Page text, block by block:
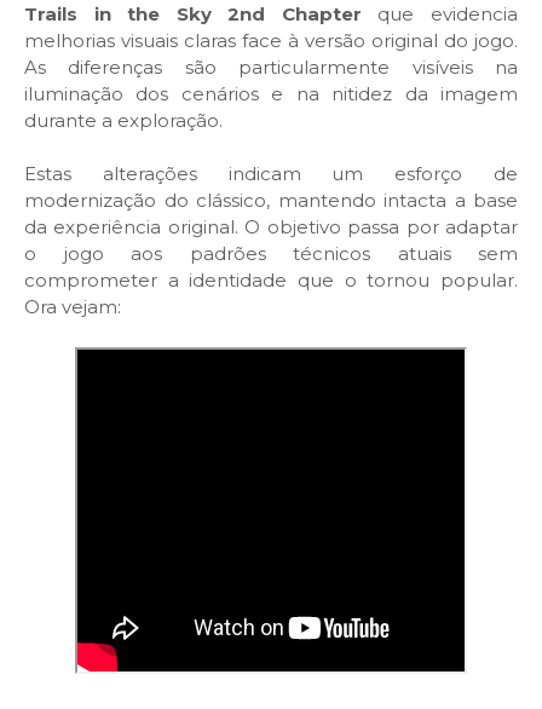
Trails in the Sky 2nd Chapter que evidencia
melhorias visuais claras face à versão original do jogo.
As diferenças são particularmente visíveis na
iluminação dos cenários e na nitidez da imagem
durante a exploração.
Estas alterações indicam um esforço de
modernização do clássico, mantendo intacta a base
da experiência original. O objetivo passa por adaptar
o jogo aos padrões técnicos atuais sem
comprometer a identidade que o tornou popular.
Ora vejam: